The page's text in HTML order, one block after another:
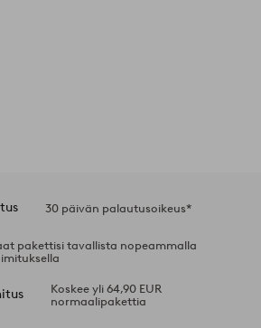
30 päivän palautusoikeus*
pakettisi tavallista nopeammalla
Koskee yli 64,90 EUR
normaalipakettia